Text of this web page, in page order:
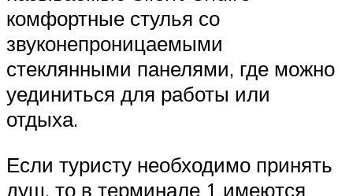
комфортные стулья со
звуконепроницаемыми
стеклянными панелями, где можно
уединиться для работы или
отдыха.
Если туристу необходимо принять
душ, то в терминале 1 имеются